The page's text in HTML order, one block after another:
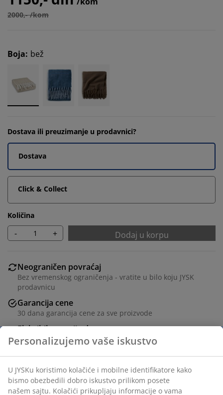
2000,- /kom
Boja: bež
Dostava ili preuzimanje u prodavnici?
Dostava
Click & Collect
Količina
- + Dodaj u korpu
Neograničen povraćaj
Bez vremenskog ograničenja - vratite u bilo koju JYSK
prodavnicu
Garancija cene
30 dana garancija cene za sve proizvode
Fleksibilne opcije dostave
Brza i jednostavna dostava po vašem izboru
Šifra artikla: 4534658